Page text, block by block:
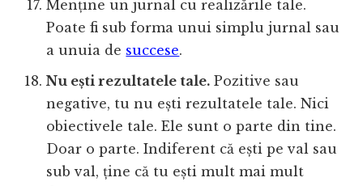
Menține un jurnal cu realizările tale.
Poate fi sub forma unui simplu jurnal sau
a unuia de succese.
Nu ești rezultatele tale. Pozitive sau
negative, tu nu ești rezultatele tale. Nici
obiectivele tale. Ele sunt o parte din tine.
Doar o parte. Indiferent că ești pe val sau
sub val, ține că tu ești mult mai mult